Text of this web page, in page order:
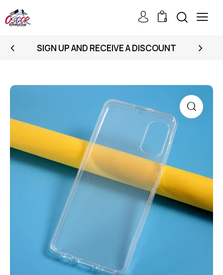
0
SIGN UP AND RECEIVE A DISCOUNT